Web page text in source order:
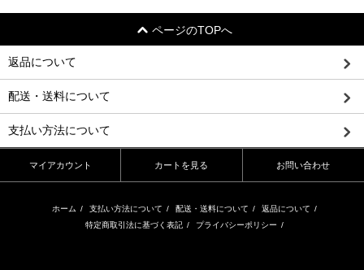
ページのTOPへ
返品について
配送・送料について
支払い方法について
マイアカウント カートを見る お問い合わせ
ホーム / 支払い方法について / 配送・送料について / 返品について /
特定商取引法に基づく表記 / プライバシーポリシー /